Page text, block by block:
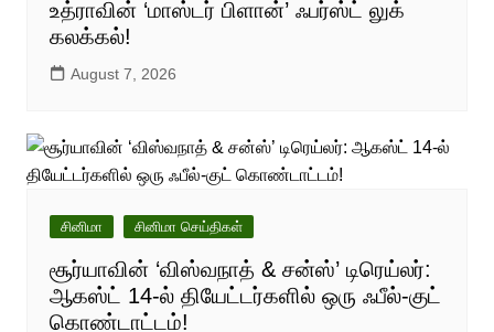
உத்ராவின் ‘மாஸ்டர் பிளான்’ ஃபர்ஸ்ட் லுக்
கலக்கல்!
August 7, 2026
சினிமா சினிமா செய்திகள்
சூர்யாவின் ‘விஸ்வநாத் & சன்ஸ்’ டிரெய்லர்:
ஆகஸ்ட் 14-ல் தியேட்டர்களில் ஒரு ஃபீல்-குட்
கொண்டாட்டம்!